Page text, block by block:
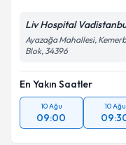
Liv Hospital
Ayazağa Mahallesi,
Blok, 34396
En Yakın Saatler
10 Ağu
09:00
10 Ağu